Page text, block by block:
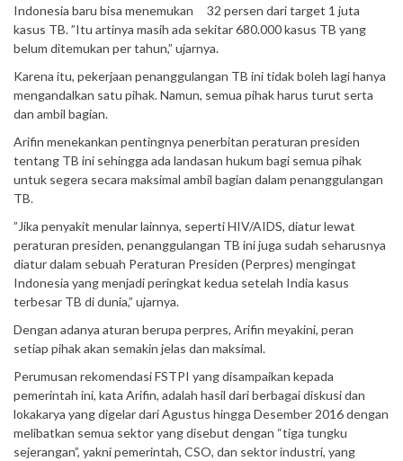
Indonesia baru bisa menemukan 32 persen dari target 1 juta
kasus TB. ”Itu artinya masih ada sekitar 680.000 kasus TB yang
belum ditemukan per tahun,” ujarnya.
Karena itu, pekerjaan penanggulangan TB ini tidak boleh lagi hanya
mengandalkan satu pihak. Namun, semua pihak harus turut serta
dan ambil bagian.
Arifin menekankan pentingnya penerbitan peraturan presiden
tentang TB ini sehingga ada landasan hukum bagi semua pihak
untuk segera secara maksimal ambil bagian dalam penanggulangan
TB.
”Jika penyakit menular lainnya, seperti HIV/AIDS, diatur lewat
peraturan presiden, penanggulangan TB ini juga sudah seharusnya
diatur dalam sebuah Peraturan Presiden (Perpres) mengingat
Indonesia yang menjadi peringkat kedua setelah India kasus
terbesar TB di dunia,” ujarnya.
Dengan adanya aturan berupa perpres, Arifin meyakini, peran
setiap pihak akan semakin jelas dan maksimal.
Perumusan rekomendasi FSTPI yang disampaikan kepada
pemerintah ini, kata Arifin, adalah hasil dari berbagai diskusi dan
lokakarya yang digelar dari Agustus hingga Desember 2016 dengan
melibatkan semua sektor yang disebut dengan “tiga tungku
sejerangan”, yakni pemerintah, CSO, dan sektor industri, yang